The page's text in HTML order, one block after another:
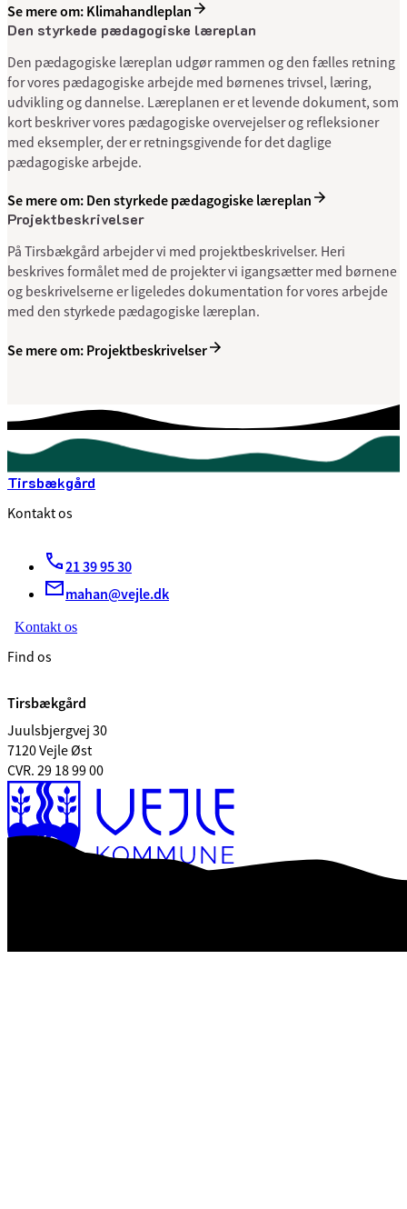
Se mere om: Klimahandleplan
Den styrkede pædagogiske læreplan
Den pædagogiske læreplan udgør rammen og den fælles retning
for vores pædagogiske arbejde med børnenes trivsel, læring,
udvikling og dannelse. Læreplanen er et levende dokument, som
kort beskriver vores pædagogiske overvejelser og refleksioner
med eksempler, der er retningsgivende for det daglige
pædagogiske arbejde.
Se mere om: Den styrkede pædagogiske læreplan
Projektbeskrivelser
På Tirsbækgård arbejder vi med projektbeskrivelser. Heri
beskrives formålet med de projekter vi igangsætter med børnene
og beskrivelserne er ligeledes dokumentation for vores arbejde
med den styrkede pædagogiske læreplan.
Se mere om: Projektbeskrivelser
Tirsbækgård
Kontakt os
21 39 95 30
mahan@vejle.dk
Kontakt os
Find os
Tirsbækgård
Juulsbjergvej 30
7120 Vejle Øst
CVR. 29 18 99 00